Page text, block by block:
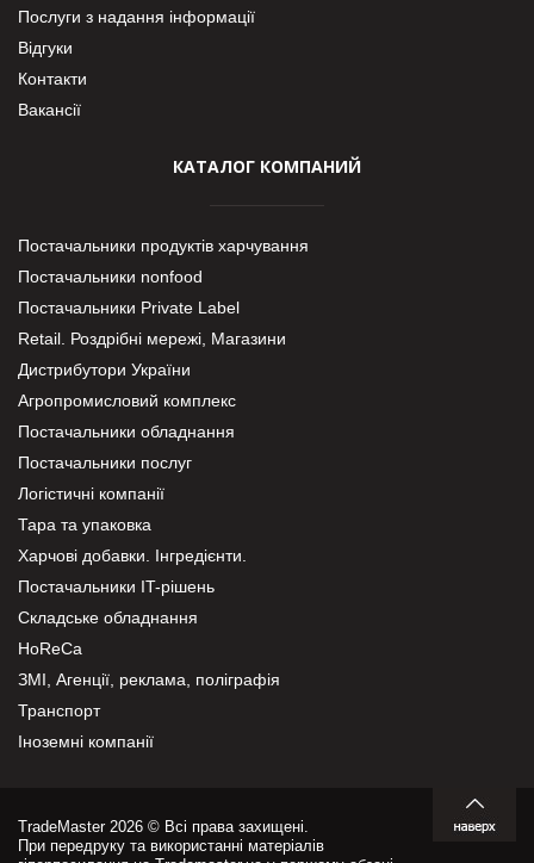
Послуги з надання інформації
Відгуки
Контакти
Вакансії
КАТАЛОГ КОМПАНИЙ
Постачальники продуктів харчування
Постачальники nonfood
Постачальники Private Label
Retail. Роздрібні мережі, Магазини
Дистрибутори України
Агропромисловий комплекс
Постачальники обладнання
Постачальники послуг
Логістичні компанії
Тара та упаковка
Харчові добавки. Інгредієнти.
Постачальники IT-рішень
Складське обладнання
HoReCa
ЗМІ, Агенції, реклама, поліграфія
Транспорт
Іноземні компанії
TradeMaster 2026 © Всі права захищені.
При передруку та використанні матеріалів